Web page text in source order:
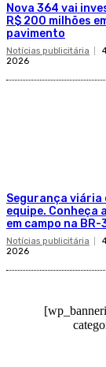
Nova 364 vai
R$ 200 milhões
pavimento
Notícias publicitária
2026
Segurança viária
equipe. Conheça
em campo na BR-
Notícias publicitária
2026